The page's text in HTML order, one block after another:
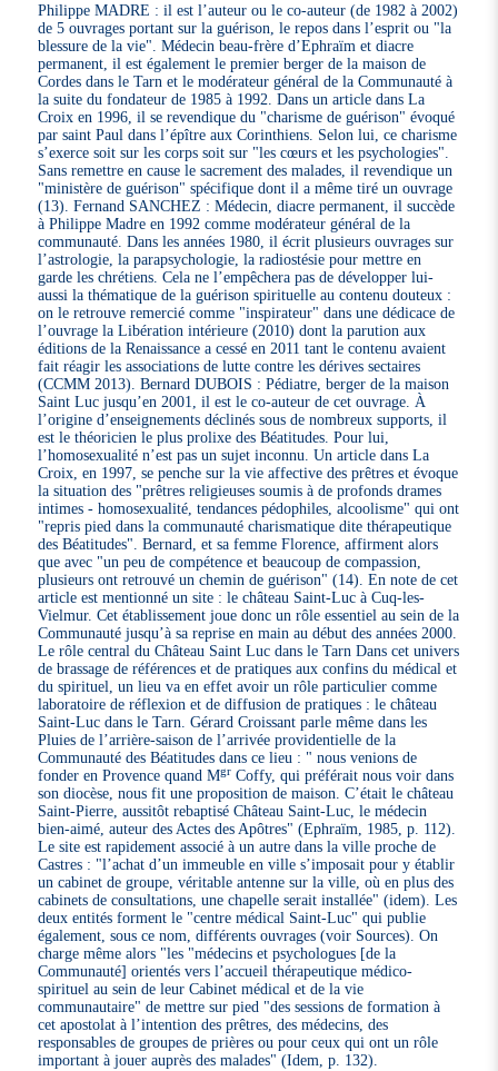
Philippe MADRE : il est l’auteur ou le co-auteur (de 1982 à 2002)
de 5 ouvrages portant sur la guérison, le repos dans l’esprit ou "la
blessure de la vie". Médecin beau-frère d’Ephraïm et diacre
permanent, il est également le premier berger de la maison de
Cordes dans le Tarn et le modérateur général de la Communauté à
la suite du fondateur de 1985 à 1992. Dans un article dans La
Croix en 1996, il se revendique du "charisme de guérison" évoqué
par saint Paul dans l’épître aux Corinthiens. Selon lui, ce charisme
s’exerce soit sur les corps soit sur "les cœurs et les psychologies".
Sans remettre en cause le sacrement des malades, il revendique un
"ministère de guérison" spécifique dont il a même tiré un ouvrage
(13). Fernand SANCHEZ : Médecin, diacre permanent, il succède
à Philippe Madre en 1992 comme modérateur général de la
communauté. Dans les années 1980, il écrit plusieurs ouvrages sur
l’astrologie, la parapsychologie, la radiostésie pour mettre en
garde les chrétiens. Cela ne l’empêchera pas de développer lui-
aussi la thématique de la guérison spirituelle au contenu douteux :
on le retrouve remercié comme "inspirateur" dans une dédicace de
l’ouvrage la Libération intérieure (2010) dont la parution aux
éditions de la Renaissance a cessé en 2011 tant le contenu avaient
fait réagir les associations de lutte contre les dérives sectaires
(CCMM 2013). Bernard DUBOIS : Pédiatre, berger de la maison
Saint Luc jusqu’en 2001, il est le co-auteur de cet ouvrage. À
l’origine d’enseignements déclinés sous de nombreux supports, il
est le théoricien le plus prolixe des Béatitudes. Pour lui,
l’homosexualité n’est pas un sujet inconnu. Un article dans La
Croix, en 1997, se penche sur la vie affective des prêtres et évoque
la situation des "prêtres religieuses soumis à de profonds drames
intimes - homosexualité, tendances pédophiles, alcoolisme" qui ont
"repris pied dans la communauté charismatique dite thérapeutique
des Béatitudes". Bernard, et sa femme Florence, affirment alors
que avec "un peu de compétence et beaucoup de compassion,
plusieurs ont retrouvé un chemin de guérison" (14). En note de cet
article est mentionné un site : le château Saint-Luc à Cuq-les-
Vielmur. Cet établissement joue donc un rôle essentiel au sein de la
Communauté jusqu’à sa reprise en main au début des années 2000.
Le rôle central du Château Saint Luc dans le Tarn Dans cet univers
de brassage de références et de pratiques aux confins du médical et
du spirituel, un lieu va en effet avoir un rôle particulier comme
laboratoire de réflexion et de diffusion de pratiques : le château
Saint-Luc dans le Tarn. Gérard Croissant parle même dans les
Pluies de l’arrière-saison de l’arrivée providentielle de la
Communauté des Béatitudes dans ce lieu : " nous venions de
fonder en Provence quand Mgr Coffy, qui préférait nous voir dans
son diocèse, nous fit une proposition de maison. C’était le château
Saint-Pierre, aussitôt rebaptisé Château Saint-Luc, le médecin
bien-aimé, auteur des Actes des Apôtres" (Ephraïm, 1985, p. 112).
Le site est rapidement associé à un autre dans la ville proche de
Castres : "l’achat d’un immeuble en ville s’imposait pour y établir
un cabinet de groupe, véritable antenne sur la ville, où en plus des
cabinets de consultations, une chapelle serait installée" (idem). Les
deux entités forment le "centre médical Saint-Luc" qui publie
également, sous ce nom, différents ouvrages (voir Sources). On
charge même alors "les "médecins et psychologues [de la
Communauté] orientés vers l’accueil thérapeutique médico-
spirituel au sein de leur Cabinet médical et de la vie
communautaire" de mettre sur pied "des sessions de formation à
cet apostolat à l’intention des prêtres, des médecins, des
responsables de groupes de prières ou pour ceux qui ont un rôle
important à jouer auprès des malades" (Idem, p. 132).